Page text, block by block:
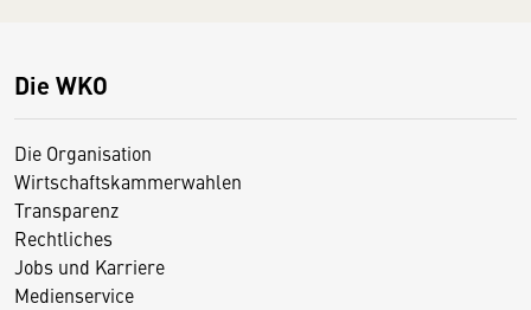
Die WKO
Die Organisation
Wirtschaftskammerwahlen
Transparenz
Rechtliches
Jobs und Karriere
Medienservice